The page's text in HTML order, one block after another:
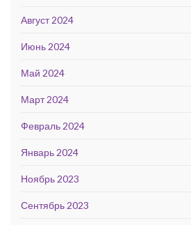
Август 2024
Июнь 2024
Май 2024
Март 2024
Февраль 2024
Январь 2024
Ноябрь 2023
Сентябрь 2023